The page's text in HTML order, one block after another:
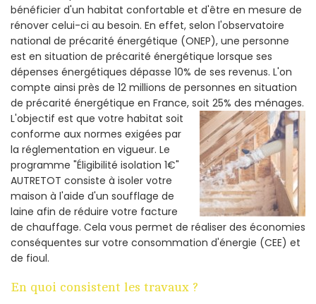
bénéficier d'un habitat confortable et d'être en mesure de
rénover celui-ci au besoin. En effet, selon l'observatoire
national de précarité énergétique (ONEP), une personne
est en situation de précarité énergétique lorsque ses
dépenses énergétiques dépasse 10% de ses revenus. L'on
compte ainsi près de 12 millions de personnes en situation
de précarité énergétique en France, soit 25% des ménages.
L'objectif est que votre habitat soit
conforme aux normes exigées par
la réglementation en vigueur. Le
programme "Éligibilité isolation 1€"
AUTRETOT consiste à isoler votre
maison à l'aide d'un soufflage de
laine afin de réduire votre facture
de chauffage. Cela vous permet de réaliser des économies
conséquentes sur votre consommation d'énergie (CEE) et
de fioul.
En quoi consistent les travaux ?